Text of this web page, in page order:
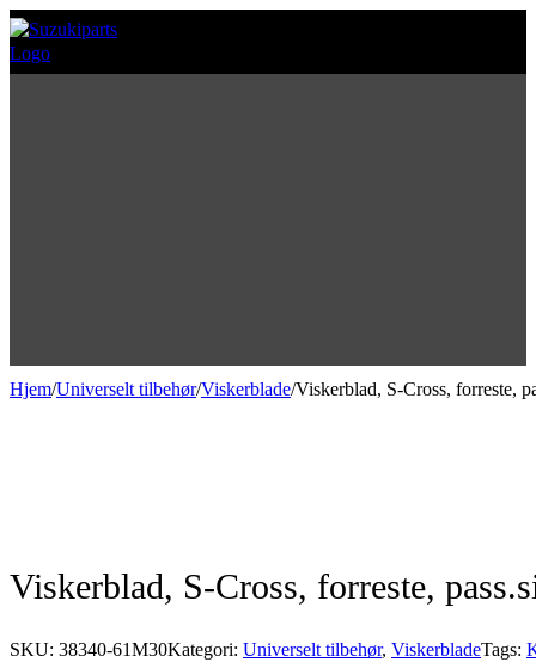
Hjem/Universelt tilbehør/Viskerblade/Viskerblad, S-Cross, forreste,
Viskerblad, S-Cross, forreste,
SKU: 38340-61M30Kategori: Universelt tilbehør, ViskerbladeTags: